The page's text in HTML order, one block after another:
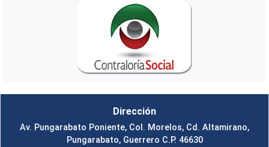
Dirección
Av. Pungarabato Poniente, Col. Morelos, Cd. Altamirano,
Pungarabato, Guerrero C.P. 46630